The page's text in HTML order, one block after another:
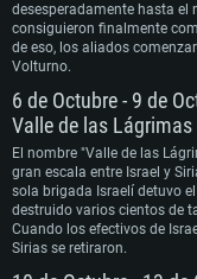
desesperadamente hasta el
consiguieron finalmente
de eso, los aliados
Volturno.
6 de Octubre - 9 de
Valle de las Lágrimas
El nombre "Valle de las
gran escala entre Israel y
sola brigada Israelí detuvo
destruido varios cientos de
Cuando los efectivos de
Sirias se retiraron.